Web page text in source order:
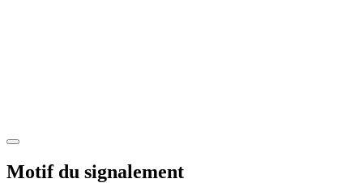
Motif du signalement